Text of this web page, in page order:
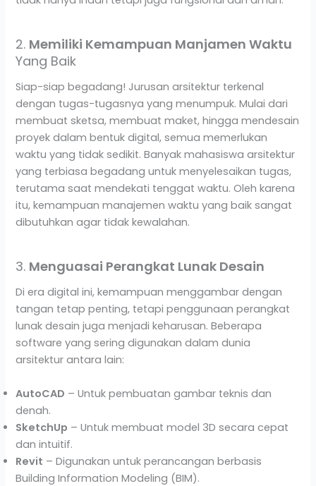
2. Memiliki Kemampuan Manjamen Waktu
Yang Baik
Siap-siap begadang! Jurusan arsitektur terkenal
dengan tugas-tugasnya yang menumpuk. Mulai dari
membuat sketsa, membuat maket, hingga mendesain
proyek dalam bentuk digital, semua memerlukan
waktu yang tidak sedikit. Banyak mahasiswa arsitektur
yang terbiasa begadang untuk menyelesaikan tugas,
terutama saat mendekati tenggat waktu. Oleh karena
itu, kemampuan manajemen waktu yang baik sangat
dibutuhkan agar tidak kewalahan.
3. Menguasai Perangkat Lunak Desain
Di era digital ini, kemampuan menggambar dengan
tangan tetap penting, tetapi penggunaan perangkat
lunak desain juga menjadi keharusan. Beberapa
software yang sering digunakan dalam dunia
arsitektur antara lain:
AutoCAD – Untuk pembuatan gambar teknis dan
denah.
SketchUp – Untuk membuat model 3D secara cepat
dan intuitif.
Revit – Digunakan untuk perancangan berbasis
Building Information Modeling (BIM).